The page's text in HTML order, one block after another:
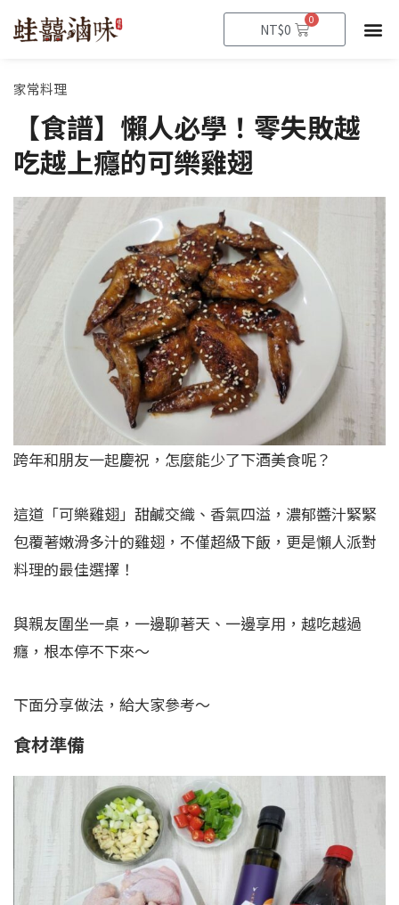
NT$0
0
購
物
籃
家常料理
【食譜】懶人必學！零失敗越
吃越上癮的可樂雞翅
跨年和朋友一起慶祝，怎麼能少了下酒美食呢？
這道「可樂雞翅」甜鹹交織、香氣四溢，濃郁醬汁緊緊
包覆著嫩滑多汁的雞翅，不僅超級下飯，更是懶人派對
料理的最佳選擇！
與親友圍坐一桌，一邊聊著天、一邊享用，越吃越過
癮，根本停不下來～
下面分享做法，給大家參考～
食材準備